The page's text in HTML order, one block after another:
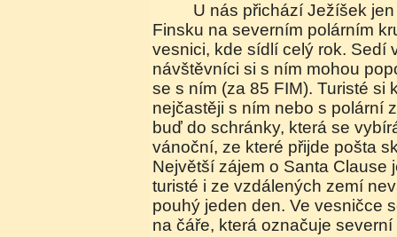
U nás přichází Ježíšek jen jednou v roce. Ve
Finsku na severním polárním
vesnici, kde sídlí celý rok. Sedí
návštěvníci si s ním mohou
se s ním (za 85 FIM). Turisté si
nejčastěji s ním nebo s polární
buď do schránky, která se
vánoční, ze které přijde pošta
Největší zájem o Santa Clause
turisté i ze vzdálených zemí
pouhý jeden den. Ve vesničce
na čáře, která označuje